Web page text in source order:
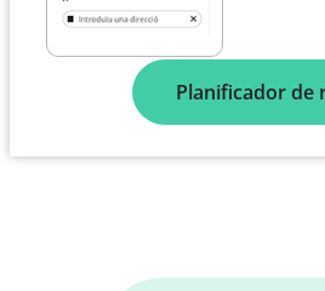
Planificador de